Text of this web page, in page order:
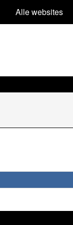
Alle websites